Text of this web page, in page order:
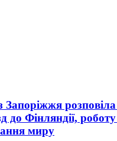
Запоріжжя
до Фінляндії,
миру